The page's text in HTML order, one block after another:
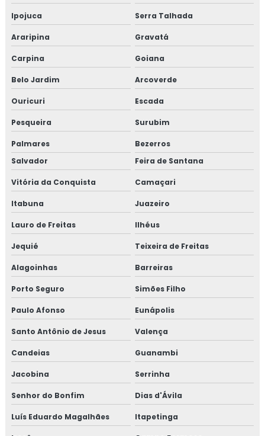
Ipojuca Serra Talhada
Araripina Gravatá
Carpina Goiana
Belo Jardim Arcoverde
Ouricuri Escada
Pesqueira Surubim
Palmares
Bezerros
Salvador
Feira de Santana
Vitória da Conquista Camaçari
Itabuna Juazeiro
Lauro de Freitas Ilhéus
Jequié Teixeira de Freitas
Alagoinhas Barreiras
Porto Seguro Simões Filho
Paulo Afonso Eunápolis
Santo Antônio de Jesus Valença
Candeias Guanambi
Jacobina Serrinha
Senhor do Bonfim Dias d'Ávila
Luís Eduardo Magalhães Itapetinga